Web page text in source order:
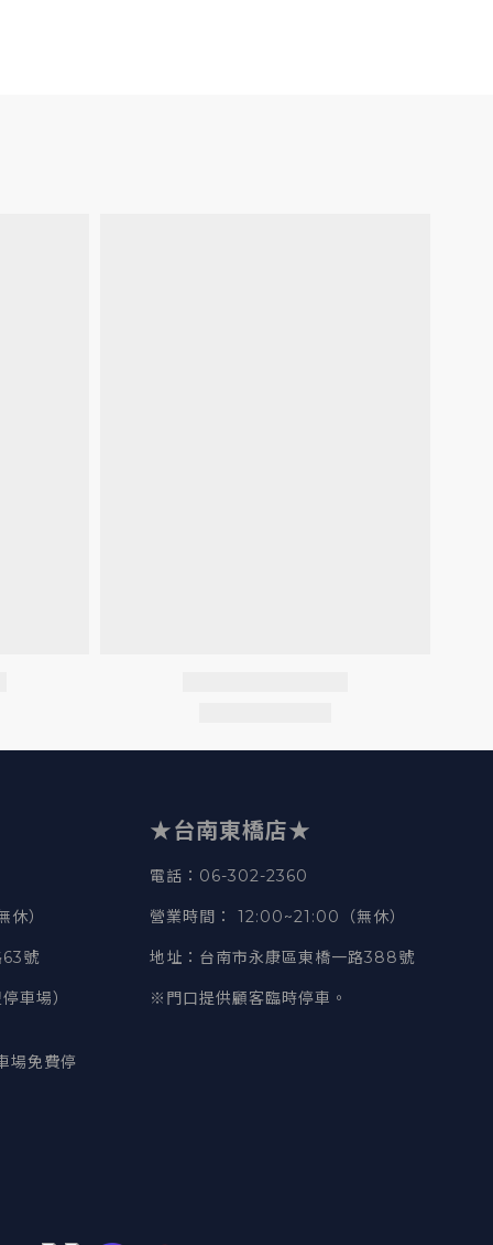
）
63號
車場）
場免費停
★台南東橋店★
電話 ：06-302-2360
營業時間 ： 12:00~21:00（無休）
地址 ：台南市永康區東橋一路388號
※門口提供顧客臨時停車。